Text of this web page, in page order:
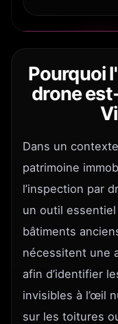
Pourquoi
drone
Dans un
patrimoine
l’inspection par
un outil essentiel
bâtiments
nécessitent une
afin d’identifier
invisibles à l’œil
sur les toitures